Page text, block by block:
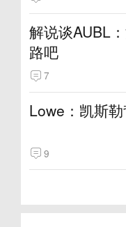
解说谈AUBL
路吧
7
Lowe：凯斯
9